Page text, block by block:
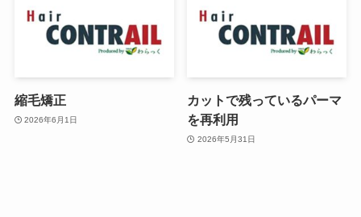
縮毛矯正
2026年6月1日
カットで残っているパーマ
を再利用
2026年5月31日